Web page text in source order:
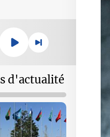
d'actualité